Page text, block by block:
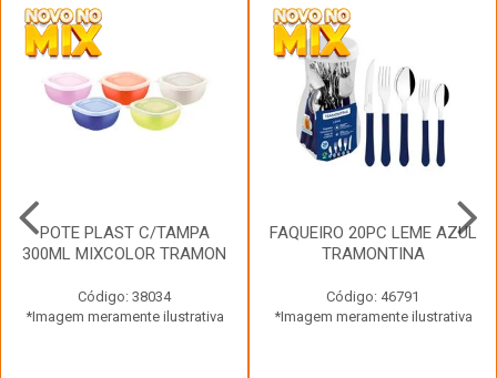
POTE PLAST C/TAMPA
300ML MIXCOLOR TRAMON
Código: 38034
*Imagem meramente ilustrativa
FAQUEIRO 20PC LEME AZUL
TRAMONTINA
Código: 46791
*Imagem meramente ilustrativa